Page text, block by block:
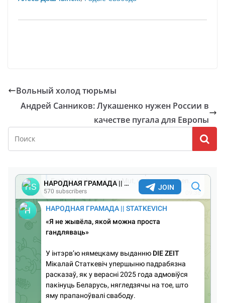
Вольный холод тюрьмы
Андрей Санников: Лукашенко нужен России в
качестве пугала для Европы